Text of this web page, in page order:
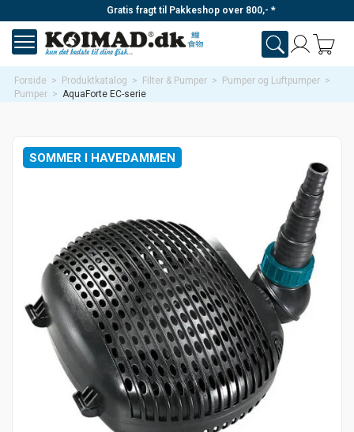
Gratis fragt til Pakkeshop over 800,- *
Forside > Produktkatalog > Filter & Pumper > Pumper og Luftpumper >
Pumper > AquaForte EC-serie
SOMMER I HAVEDAMMEN